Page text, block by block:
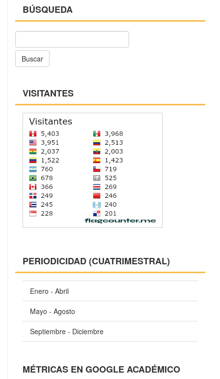
BÚSQUEDA
Buscar
VISITANTES
PERIODICIDAD (CUATRIMESTRAL)
Enero - Abril
Mayo - Agosto
Septiembre - Diciembre
MÉTRICAS EN GOOGLE ACADÉMICO